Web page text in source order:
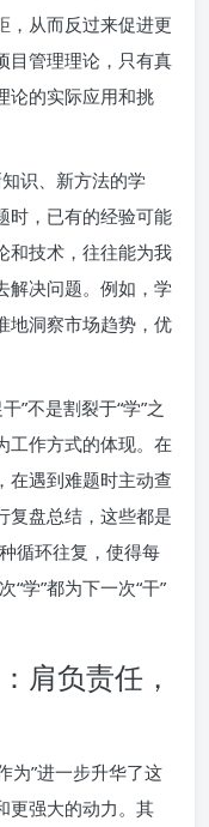
，从而反过来促进更
目管理理论，只有真
论的实际应用和挑
识、新方法的学
时，已有的经验可能
和技术，往往能为我
解决问题。例如，学
地洞察市场趋势，优
干”不是割裂于“学”之
工作方式的体现。在
在遇到难题时主动查
复盘总结，这些都是
循环往复，使得每
“学”都为下一次“干”
肩负责任，
为”进一步升华了这
更强大的动力。其